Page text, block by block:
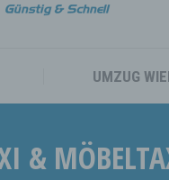
UMZUG
&